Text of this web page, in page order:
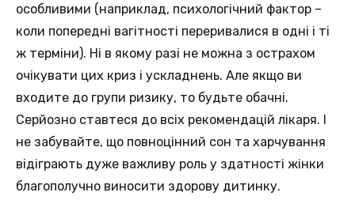
особливими (наприклад, психологічний фактор –
коли попередні вагітності переривалися в одні і ті
ж терміни). Ні в якому разі не можна з острахом
очікувати цих криз і ускладнень. Але якщо ви
входите до групи ризику, то будьте обачні.
Серйозно ставтеся до всіх рекомендацій лікаря. І
не забувайте, що повноцінний сон та харчування
відіграють дуже важливу роль у здатності жінки
благополучно виносити здорову дитинку.